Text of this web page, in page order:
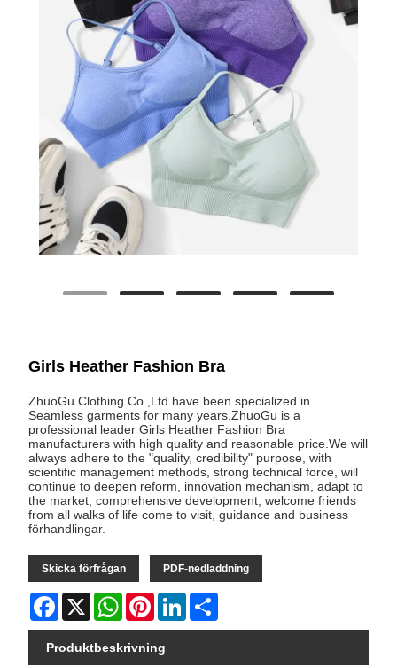
Girls Heather Fashion Bra
ZhuoGu Clothing Co.,Ltd have been specialized in
Seamless garments for many years.ZhuoGu is a
professional leader Girls Heather Fashion Bra
manufacturers with high quality and reasonable price.We will
always adhere to the "quality, credibility" purpose, with
scientific management methods, strong technical force, will
continue to deepen reform, innovation mechanism, adapt to
the market, comprehensive development, welcome friends
from all walks of life come to visit, guidance and business
förhandlingar.
Skicka förfrågan PDF-nedladdning
Facebook
X WhatsAppPinterestLinkedIn
Produktbeskrivning